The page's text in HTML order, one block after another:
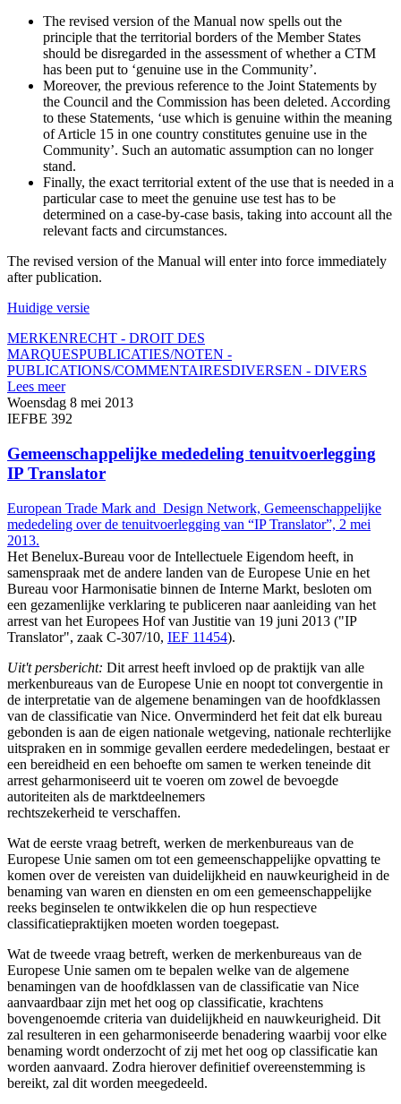
The revised version of the Manual now spells out the
principle that the territorial borders of the Member States
should be disregarded in the assessment of whether a CTM
has been put to ‘genuine use in the Community’.
Moreover, the previous reference to the Joint Statements by
the Council and the Commission has been deleted. According
to these Statements, ‘use which is genuine within the meaning
of Article 15 in one country constitutes genuine use in the
Community’. Such an automatic assumption can no longer
stand.
Finally, the exact territorial extent of the use that is needed in a
particular case to meet the genuine use test has to be
determined on a case-by-case basis, taking into account all the
relevant facts and circumstances.
The revised version of the Manual will enter into force immediately
after publication.
Huidige versie
MERKENRECHT - DROIT DES
MARQUESPUBLICATIES/NOTEN -
PUBLICATIONS/COMMENTAIRESDIVERSEN - DIVERS
Lees meer
Woensdag 8 mei 2013
IEFBE 392
Gemeenschappelijke mededeling tenuitvoerlegging
IP Translator
European Trade Mark and Design Network, Gemeenschappelijke
mededeling over de tenuitvoerlegging van “IP Translator”, 2 mei
2013.
Het Benelux-Bureau voor de Intellectuele Eigendom heeft, in
samenspraak met de andere landen van de Europese Unie en het
Bureau voor Harmonisatie binnen de Interne Markt, besloten om
een gezamenlijke verklaring te publiceren naar aanleiding van het
arrest van het Europees Hof van Justitie van 19 juni 2013 ("IP
Translator", zaak C-307/10, IEF 11454).
Uit't persbericht: Dit arrest heeft invloed op de praktijk van alle
merkenbureaus van de Europese Unie en noopt tot convergentie in
de interpretatie van de algemene benamingen van de hoofdklassen
van de classificatie van Nice. Onverminderd het feit dat elk bureau
gebonden is aan de eigen nationale wetgeving, nationale rechterlijke
uitspraken en in sommige gevallen eerdere mededelingen, bestaat er
een bereidheid en een behoefte om samen te werken teneinde dit
arrest geharmoniseerd uit te voeren om zowel de bevoegde
autoriteiten als de marktdeelnemers
rechtszekerheid te verschaffen.
Wat de eerste vraag betreft, werken de merkenbureaus van de
Europese Unie samen om tot een gemeenschappelijke opvatting te
komen over de vereisten van duidelijkheid en nauwkeurigheid in de
benaming van waren en diensten en om een gemeenschappelijke
reeks beginselen te ontwikkelen die op hun respectieve
classificatiepraktijken moeten worden toegepast.
Wat de tweede vraag betreft, werken de merkenbureaus van de
Europese Unie samen om te bepalen welke van de algemene
benamingen van de hoofdklassen van de classificatie van Nice
aanvaardbaar zijn met het oog op classificatie, krachtens
bovengenoemde criteria van duidelijkheid en nauwkeurigheid. Dit
zal resulteren in een geharmoniseerde benadering waarbij voor elke
benaming wordt onderzocht of zij met het oog op classificatie kan
worden aanvaard. Zodra hierover definitief overeenstemming is
bereikt, zal dit worden meegedeeld.